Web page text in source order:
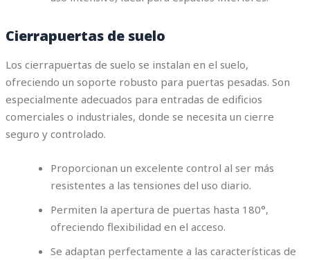
Cierrapuertas de suelo
Los cierrapuertas de suelo se instalan en el suelo,
ofreciendo un soporte robusto para puertas pesadas. Son
especialmente adecuados para entradas de edificios
comerciales o industriales, donde se necesita un cierre
seguro y controlado.
Proporcionan un excelente control al ser más
resistentes a las tensiones del uso diario.
Permiten la apertura de puertas hasta 180°,
ofreciendo flexibilidad en el acceso.
Se adaptan perfectamente a las características de